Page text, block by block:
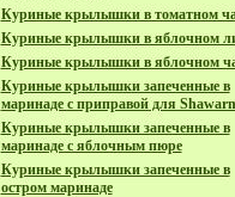
Куриные крылышки в томатном
Куриные крылышки в яблочном
Куриные крылышки в яблочном
Куриные крылышки запеченные в
маринаде с приправой для
Куриные крылышки запеченные в
маринаде с яблочным пюре
Куриные крылышки запеченные в
остром маринаде